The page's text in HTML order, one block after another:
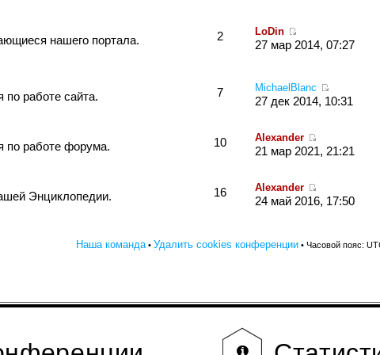
нашего портала.
2 LoDin
27 мар 2014, 07:27
работе сайта.
7 MichaelBlanc
27 дек 2014, 10:31
по работе форума.
10 Alexander
21 мар 2021, 21:21
Энциклопедии.
16 Alexander
24 май 2016, 17:50
Наша команда • Удалить cookies конференции • Часовой пояс: